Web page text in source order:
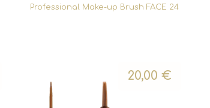
Professional Make-up Brush FACE 24
20,00€